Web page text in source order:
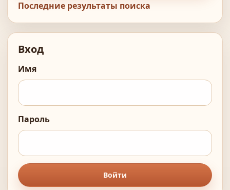
Последние результаты поиска
Вход
Имя
Пароль
Войти